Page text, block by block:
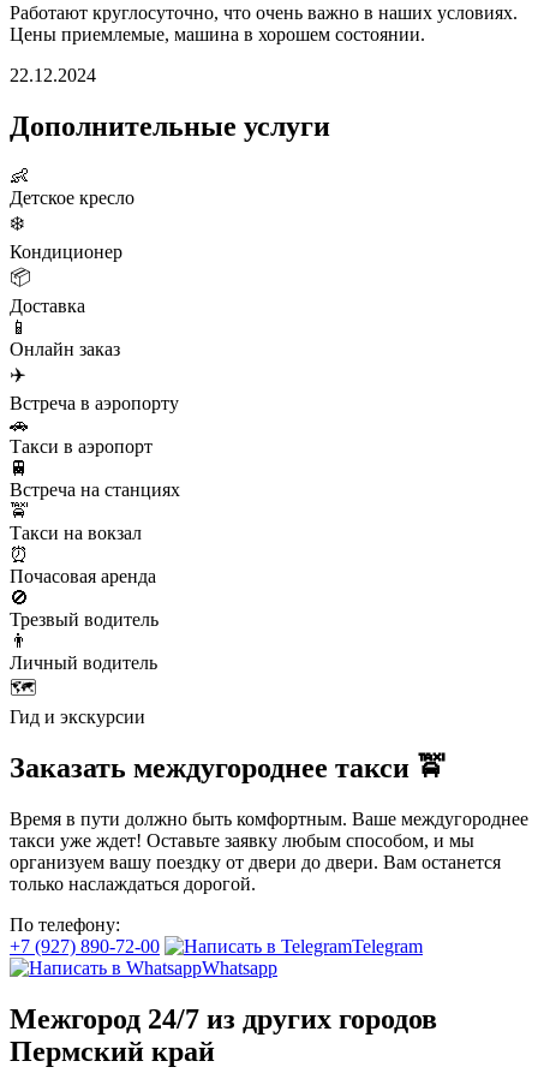
Работают круглосуточно, что очень важно в наших условиях.
Цены приемлемые, машина в хорошем состоянии.
22.12.2024
Дополнительные услуги
👶
Детское кресло
❄️
Кондиционер
📦
Доставка
📱
Онлайн заказ
✈️
Встреча в аэропорту
🚗
Такси в аэропорт
🚆
Встреча на станциях
🚖
Такси на вокзал
⏰
Почасовая аренда
🚫
Трезвый водитель
👨
Личный водитель
🗺️
Гид и экскурсии
Заказать междугороднее такси 🚖
Время в пути должно быть комфортным. Ваше междугороднее
такси уже ждет! Оставьте заявку любым способом, и мы
организуем вашу поездку от двери до двери. Вам останется
только наслаждаться дорогой.
По телефону:
+7 (927) 890-72-00
Telegram
Whatsapp
Межгород 24/7 из других городов
Пермский край